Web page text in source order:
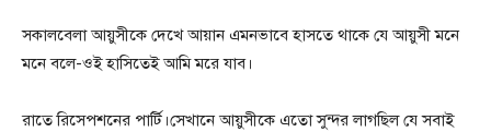
সকালবেলা আয়ুসীকে দেখে আয়ান এমনভাবে হাসতে থাকে যে আয়ুসী মনে
মনে বলে-ওই হাসিতেই আমি মরে যাব।
রাতে রিসেপশনের পার্টি।সেখানে আয়ুসীকে এতো সুন্দর লাগছিল যে সবাই